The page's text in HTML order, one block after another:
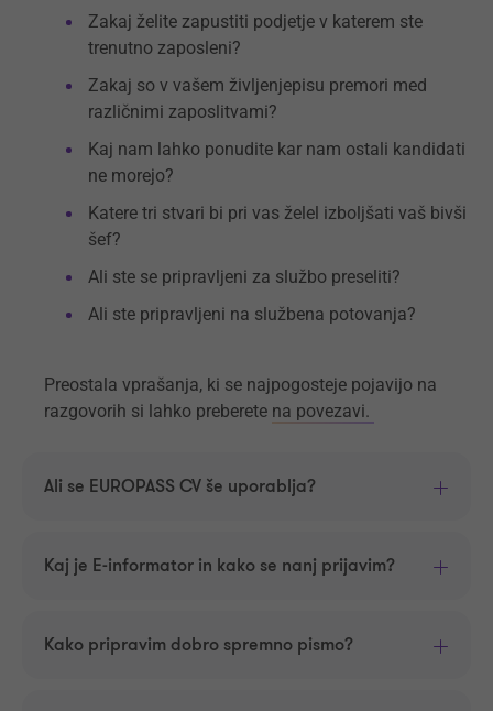
Zakaj želite zapustiti podjetje v katerem ste
trenutno zaposleni?
Zakaj so v vašem življenjepisu premori med
različnimi zaposlitvami?
Kaj nam lahko ponudite kar nam ostali kandidati
ne morejo?
Katere tri stvari bi pri vas želel izboljšati vaš bivši
šef?
Ali ste se pripravljeni za službo preseliti?
Ali ste pripravljeni na službena potovanja?
Preostala vprašanja, ki se najpogosteje pojavijo na
razgovorih si lahko preberete na povezavi.
Ali se EUROPASS CV še uporablja?
Kaj je E-informator in kako se nanj prijavim?
Kako pripravim dobro spremno pismo?